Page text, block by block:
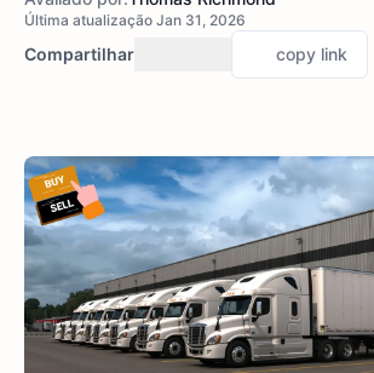
Última atualização Jan 31, 2026
Compartilhar copy link